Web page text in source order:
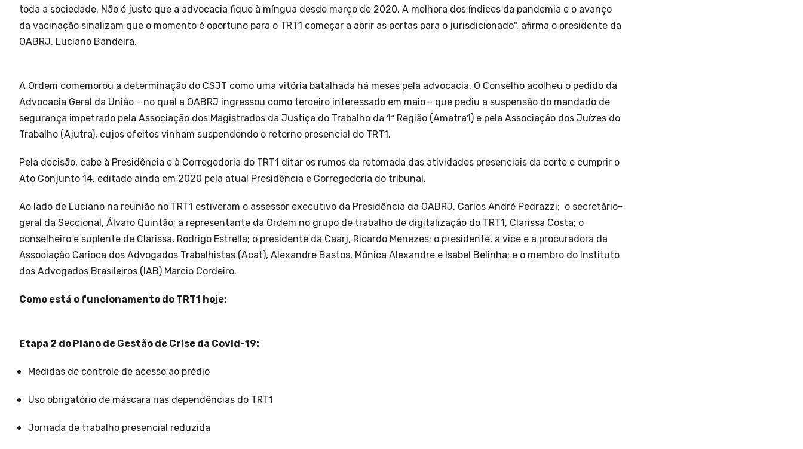
toda a sociedade. Não é justo que a advocacia fique à míngua desde março de 2020. A melhora dos índices da pandemia e o avanço
da vacinação sinalizam que o momento é oportuno para o TRT1 começar a abrir as portas para o jurisdicionado", afirma o presidente da
OABRJ, Luciano Bandeira.
A Ordem comemorou a determinação do CSJT como uma vitória batalhada há meses pela advocacia. O Conselho acolheu o pedido da
Advocacia Geral da União - no qual a OABRJ ingressou como terceiro interessado em maio - que pediu a suspensão do mandado de
segurança impetrado pela Associação dos Magistrados da Justiça do Trabalho da 1ª Região (Amatra1) e pela Associação dos Juízes do
Trabalho (Ajutra), cujos efeitos vinham suspendendo o retorno presencial do TRT1.
Pela decisão, cabe à Presidência e à Corregedoria do TRT1 ditar os rumos da retomada das atividades presenciais da corte e cumprir o
Ato Conjunto 14, editado ainda em 2020 pela atual Presidência e Corregedoria do tribunal.
Ao lado de Luciano na reunião no TRT1 estiveram o assessor executivo da Presidência da OABRJ, Carlos André Pedrazzi; o secretário-
geral da Seccional, Álvaro Quintão; a representante da Ordem no grupo de trabalho de digitalização do TRT1, Clarissa Costa; o
conselheiro e suplente de Clarissa, Rodrigo Estrella; o presidente da Caarj, Ricardo Menezes; o presidente, a vice e a procuradora da
Associação Carioca dos Advogados Trabalhistas (Acat), Alexandre Bastos, Mônica Alexandre e Isabel Belinha; e o membro do Instituto
dos Advogados Brasileiros (IAB) Marcio Cordeiro.
Como está o funcionamento do TRT1 hoje:
Etapa 2 do Plano de Gestão de Crise da Covid-19:
Medidas de controle de acesso ao prédio
Uso obrigatório de máscara nas dependências do TRT1
Jornada de trabalho presencial reduzida